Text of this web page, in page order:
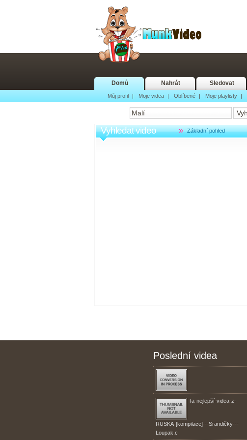
Domů Nahrát Sledovat
Můj profil | Moje videa | Oblíbené | Moje playlisty |
Vyhledat video Základní pohled
Poslední videa
Ta-nejlepší-videa-z-
RUSKA-[kompilace]---Srandičky---
Loupak.c